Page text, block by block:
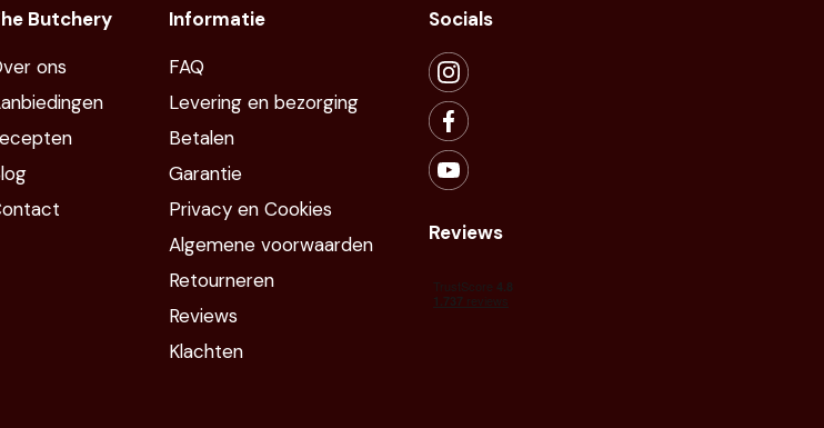
Butchery
ons
Informatie
FAQ
Levering en bezorging
Betalen
Garantie
Privacy en Cookies
Algemene voorwaarden
Retourneren
Reviews
Klachten
Socials
Reviews